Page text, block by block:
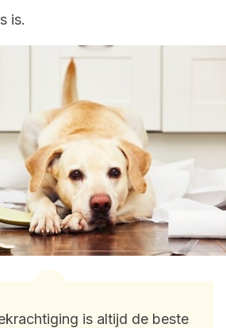
is.
is altijd de beste